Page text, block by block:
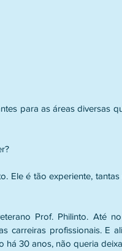
para as áreas diversas
Ele é tão experiente,
Prof. Philinto. Até
carreiras profissionais. E
30 anos, não queria